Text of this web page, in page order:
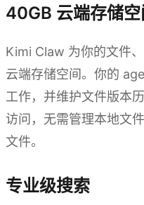
40GB 云端存储空
Kimi Claw 为你的文件
云端存储空间。你的
工作，并维护文件版本
访问，无需管理本地文
文件。
专业级搜索